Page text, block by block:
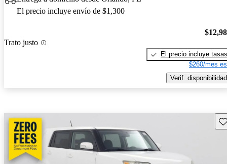
El precio incluye envío de $1,300
Trato justo
El precio incluye tasas
$260/mes
Verif. disponibilidad